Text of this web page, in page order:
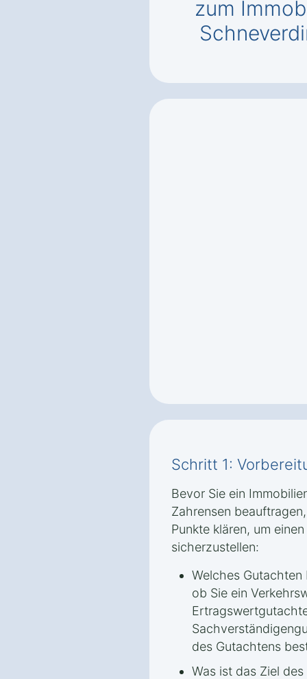
zum
Schritt 1:
Bevor Sie ein
Zahrensen
Punkte klären, um
sicherzustellen:
Welches Gutachten
ob Sie ein
des Gutachtens
Was ist das Ziel